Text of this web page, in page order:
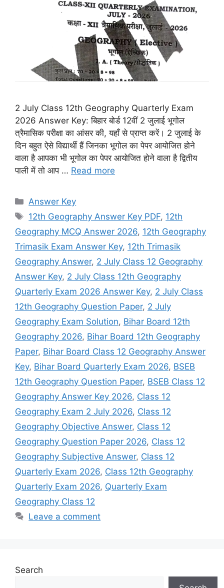
2 July Class 12th Geography Quarterly Exam
2026 Answer Key: बिहार बोर्ड 12वीं 2 जुलाई भूगोल
त्रैमासिक परीक्षा का आंसर की, यहाँ से प्राप्त करें। 2 जुलाई के
दिन बहुत ऐसे विद्यार्थी हैं जिनका भूगोल का पेपर आयोजित होने
वाला है आपका भी भूगोल का पेपर आयोजित होने वाला है द्वितीय
पाली में तो आप … Read more
Categories
Answer Key
Tags
12th Geography Answer Key PDF, 12th
Geography MCQ Answer 2026, 12th Geography
Trimasik Exam Answer Key, 12th Trimasik
Geography Answer, 2 July Class 12 Geography
Answer Key, 2 July Class 12th Geography
Quarterly Exam 2026 Answer Key, 2 July Class
12th Geography Question Paper, 2 July
Geography Exam Solution, Bihar Board 12th
Geography 2026, Bihar Board 12th Geography
Paper, Bihar Board Class 12 Geography Answer
Key, Bihar Board Quarterly Exam 2026, BSEB
12th Geography Question Paper, BSEB Class 12
Geography Answer Key 2026, Class 12
Geography Exam 2 July 2026, Class 12
Geography Objective Answer, Class 12
Geography Question Paper 2026, Class 12
Geography Subjective Answer, Class 12
Quarterly Exam 2026, Class 12th Geography
Quarterly Exam 2026, Quarterly Exam
Geography Class 12
Leave a comment
Search